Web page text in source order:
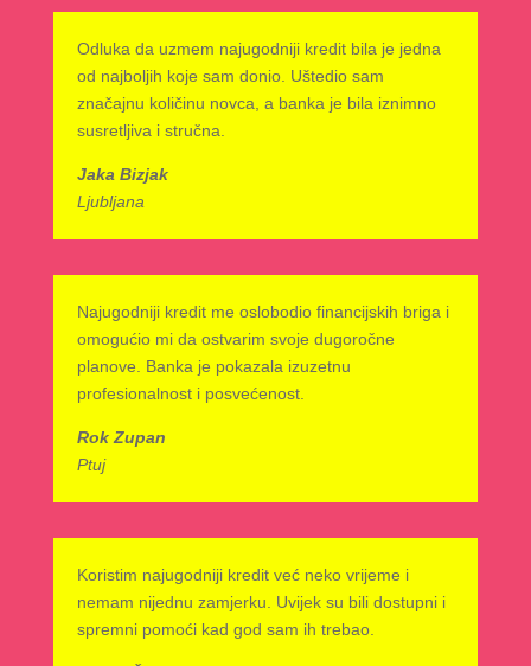
Odluka da uzmem najugodniji kredit bila je jedna
od najboljih koje sam donio. Uštedio sam
značajnu količinu novca, a banka je bila iznimno
susretljiva i stručna.
Jaka Bizjak
Ljubljana
Najugodniji kredit me oslobodio financijskih briga i
omogućio mi da ostvarim svoje dugoročne
planove. Banka je pokazala izuzetnu
profesionalnost i posvećenost.
Rok Zupan
Ptuj
Koristim najugodniji kredit već neko vrijeme i
nemam nijednu zamjerku. Uvijek su bili dostupni i
spremni pomoći kad god sam ih trebao.